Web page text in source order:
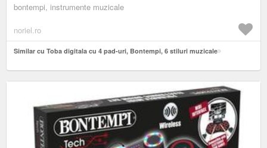
bontempi, instrumente muzicale
noriel.ro
Similar cu Toba digitala cu 4 pad-uri, Bontempi, 6 stiluri muzicale